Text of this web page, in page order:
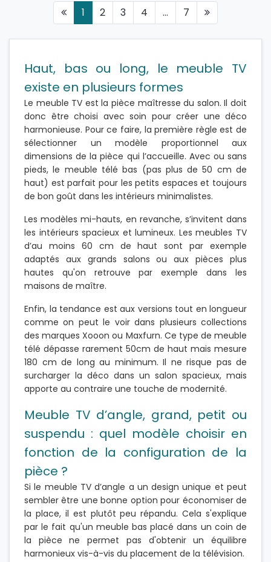
1
2 3 4 ... 7
Haut, bas ou long, le meuble TV
existe en plusieurs formes
Le meuble TV est la pièce maîtresse du salon. Il doit
donc être choisi avec soin pour créer une déco
harmonieuse. Pour ce faire, la première règle est de
sélectionner un modèle proportionnel aux
dimensions de la pièce qui l’accueille. Avec ou sans
pieds, le meuble télé bas (pas plus de 50 cm de
haut) est parfait pour les petits espaces et toujours
de bon goût dans les intérieurs minimalistes.
Les modèles mi-hauts, en revanche, s’invitent dans
les intérieurs spacieux et lumineux. Les meubles TV
d’au moins 60 cm de haut sont par exemple
adaptés aux grands salons ou aux pièces plus
hautes qu'on retrouve par exemple dans les
maisons de maître.
Enfin, la tendance est aux versions tout en longueur
comme on peut le voir dans plusieurs collections
des marques Xooon ou Maxfurn. Ce type de meuble
télé dépasse rarement 50cm de haut mais mesure
180 cm de long au minimum. Il ne risque pas de
surcharger la déco dans un salon spacieux, mais
apporte au contraire une touche de modernité.
Meuble TV d’angle, grand, petit ou
suspendu : quel modèle choisir en
fonction de la configuration de la
pièce ?
Si le meuble TV d’angle a un design unique et peut
sembler être une bonne option pour économiser de
la place, il est plutôt peu répandu. Cela s'explique
par le fait qu'un meuble bas placé dans un coin de
la pièce ne permet pas d'obtenir un équilibre
harmonieux vis-à-vis du placement de la télévision.